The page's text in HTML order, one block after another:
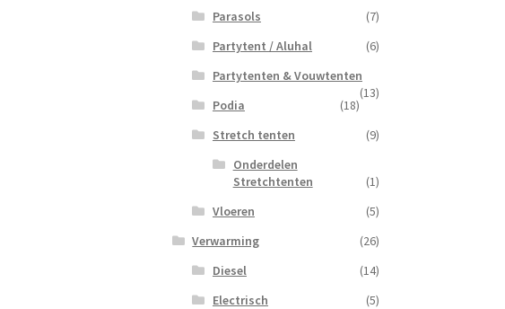
Parasols
(7)
Partytent / Aluhal
(6)
Partytenten & Vouwtenten
(13)
Podia
(18)
Stretch tenten
(9)
Onderdelen
Stretchtenten
(1)
Vloeren
(5)
Verwarming
(26)
Diesel
(14)
Electrisch
(5)